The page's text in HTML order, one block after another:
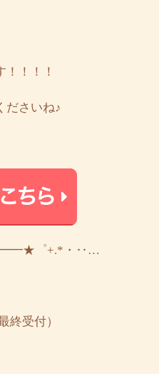
！！！
ださいね♪
゜+.*・‥…
終受付）